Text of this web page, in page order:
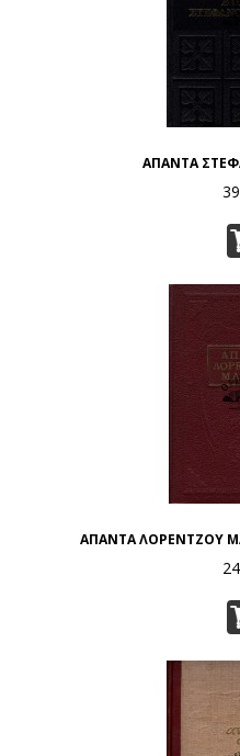
ΑΠΑΝΤΑ
ΑΠΑΝΤΑ ΛΟΡΕΝΤΖΟΥ